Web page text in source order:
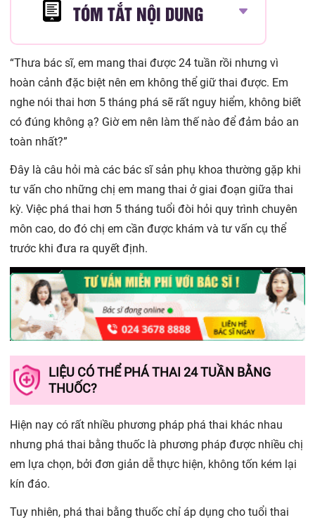
TÓM TẮT NỘI DUNG
“Thưa bác sĩ, em mang thai được 24 tuần rồi nhưng vì
hoàn cảnh đặc biệt nên em không thể giữ thai được. Em
nghe nói thai hơn 5 tháng phá sẽ rất nguy hiểm, không biết
có đúng không ạ? Giờ em nên làm thế nào để đảm bảo an
toàn nhất?”
Đây là câu hỏi mà các bác sĩ sản phụ khoa thường gặp khi
tư vấn cho những chị em mang thai ở giai đoạn giữa thai
kỳ. Việc phá thai hơn 5 tháng tuổi đòi hỏi quy trình chuyên
môn cao, do đó chị em cần được khám và tư vấn cụ thể
trước khi đưa ra quyết định.
LIỆU CÓ THỂ PHÁ THAI 24 TUẦN BẰNG
THUỐC?
Hiện nay có rất nhiều phương pháp phá thai khác nhau
nhưng phá thai bằng thuốc là phương pháp được nhiều chị
em lựa chọn, bởi đơn giản dễ thực hiện, không tốn kém lại
kín đáo.
Tuy nhiên, phá thai bằng thuốc chỉ áp dụng cho tuổi thai